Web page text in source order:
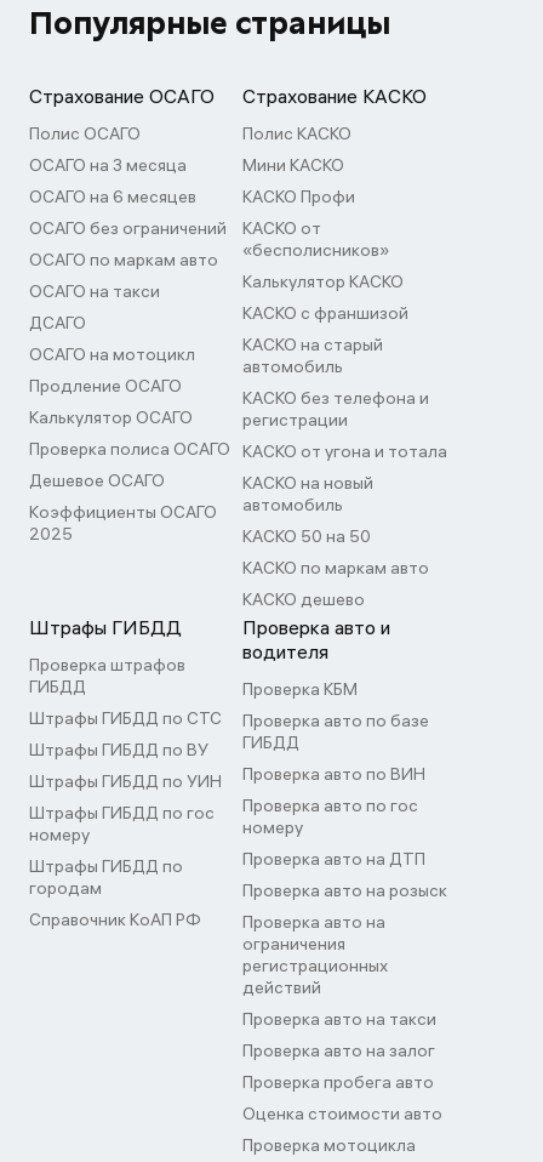
Популярные страницы
Страхование ОСАГО
Полис ОСАГО
ОСАГО на 3 месяца
ОСАГО на 6 месяцев
ОСАГО без ограничений
ОСАГО по маркам авто
ОСАГО на такси
ДСАГО
ОСАГО на мотоцикл
Продление ОСАГО
Калькулятор ОСАГО
Проверка полиса ОСАГО
Дешевое ОСАГО
Коэффициенты ОСАГО
2025
Страхование КАСКО
Полис КАСКО
Мини КАСКО
КАСКО Профи
КАСКО от
«бесполисников»
Калькулятор КАСКО
КАСКО с франшизой
КАСКО на старый
автомобиль
КАСКО без телефона и
регистрации
КАСКО от угона и тотала
КАСКО на новый
автомобиль
КАСКО 50 на 50
КАСКО по маркам авто
КАСКО дешево
Штрафы ГИБДД
Проверка штрафов
ГИБДД
Штрафы ГИБДД по СТС
Штрафы ГИБДД по ВУ
Штрафы ГИБДД по УИН
Штрафы ГИБДД по гос
номеру
Штрафы ГИБДД по
городам
Справочник КоАП РФ
Проверка авто и
водителя
Проверка КБМ
Проверка авто по базе
ГИБДД
Проверка авто по ВИН
Проверка авто по гос
номеру
Проверка авто на ДТП
Проверка авто на розыск
Проверка авто на
ограничения
регистрационных
действий
Проверка авто на такси
Проверка авто на залог
Проверка пробега авто
Оценка стоимости авто
Проверка мотоцикла